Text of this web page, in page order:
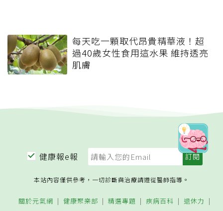
每天吃一顆取代昂貴精華液！超
過40歲女性食用這水果 維持透亮
肌膚
健康報e報
本站內容僅供參考，一切診斷與治療請遵從醫師指導。
關於元氣網 健康聚樂部 精選專題 疾病百科 退休力